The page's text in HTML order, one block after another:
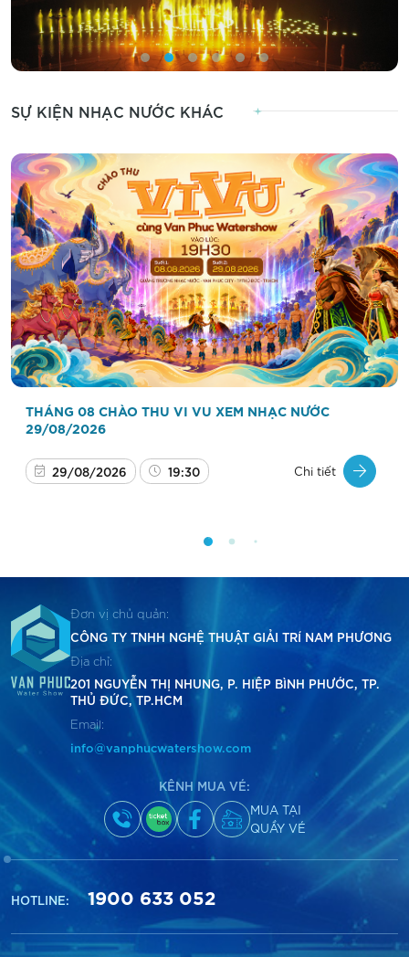
SỰ KIỆN NHẠC NƯỚC KHÁC
THÁNG 08 CHÀO THU VI VU XEM NHẠC NƯỚC
29/08/2026
29/08/2026 19:30 Chi tiết
Đơn vị chủ quản:
CÔNG TY TNHH NGHỆ THUẬT GIẢI TRÍ NAM PHƯƠNG
Địa chỉ:
201 NGUYỄN THỊ NHUNG, P. HIỆP BÌNH PHƯỚC, TP.
THỦ ĐỨC, TP.HCM
Email:
info@vanphucwatershow.com
KÊNH MUA VÉ:
MUA TẠI
QUẦY VÉ
HOTLINE: 1900 633 052